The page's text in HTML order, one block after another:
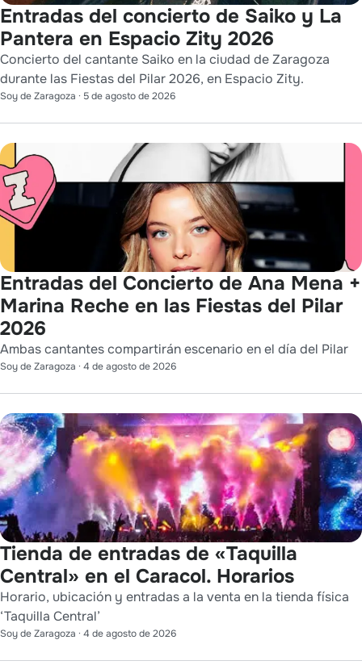
Entradas del concierto de Saiko y La
Pantera en Espacio Zity 2026
Concierto del cantante Saiko en la ciudad de Zaragoza
durante las Fiestas del Pilar 2026, en Espacio Zity.
Soy de Zaragoza · 5 de agosto de 2026
Entradas del Concierto de Ana Mena +
Marina Reche en las Fiestas del Pilar
2026
Ambas cantantes compartirán escenario en el día del Pilar
Soy de Zaragoza · 4 de agosto de 2026
Tienda de entradas de «Taquilla
Central» en el Caracol. Horarios
Horario, ubicación y entradas a la venta en la tienda física
‘Taquilla Central’
Soy de Zaragoza · 4 de agosto de 2026